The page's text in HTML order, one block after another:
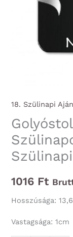
18. Szülinapi
1016 Ft
Hosszúsága:
Vastagsága: 1cm